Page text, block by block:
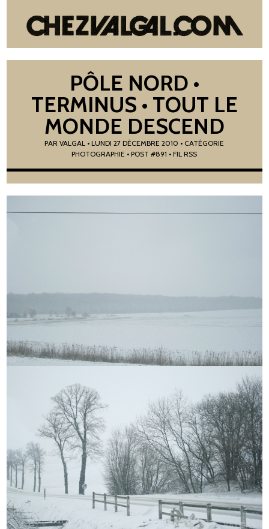
PÔLE NORD •
TERMINUS • TOUT LE
MONDE DESCEND
PARVALGAL •LUNDI 27 DÉCEMBRE 2010 • CATÉGORIE
PHOTOGRAPHIE • POST #891 • FIL RSS